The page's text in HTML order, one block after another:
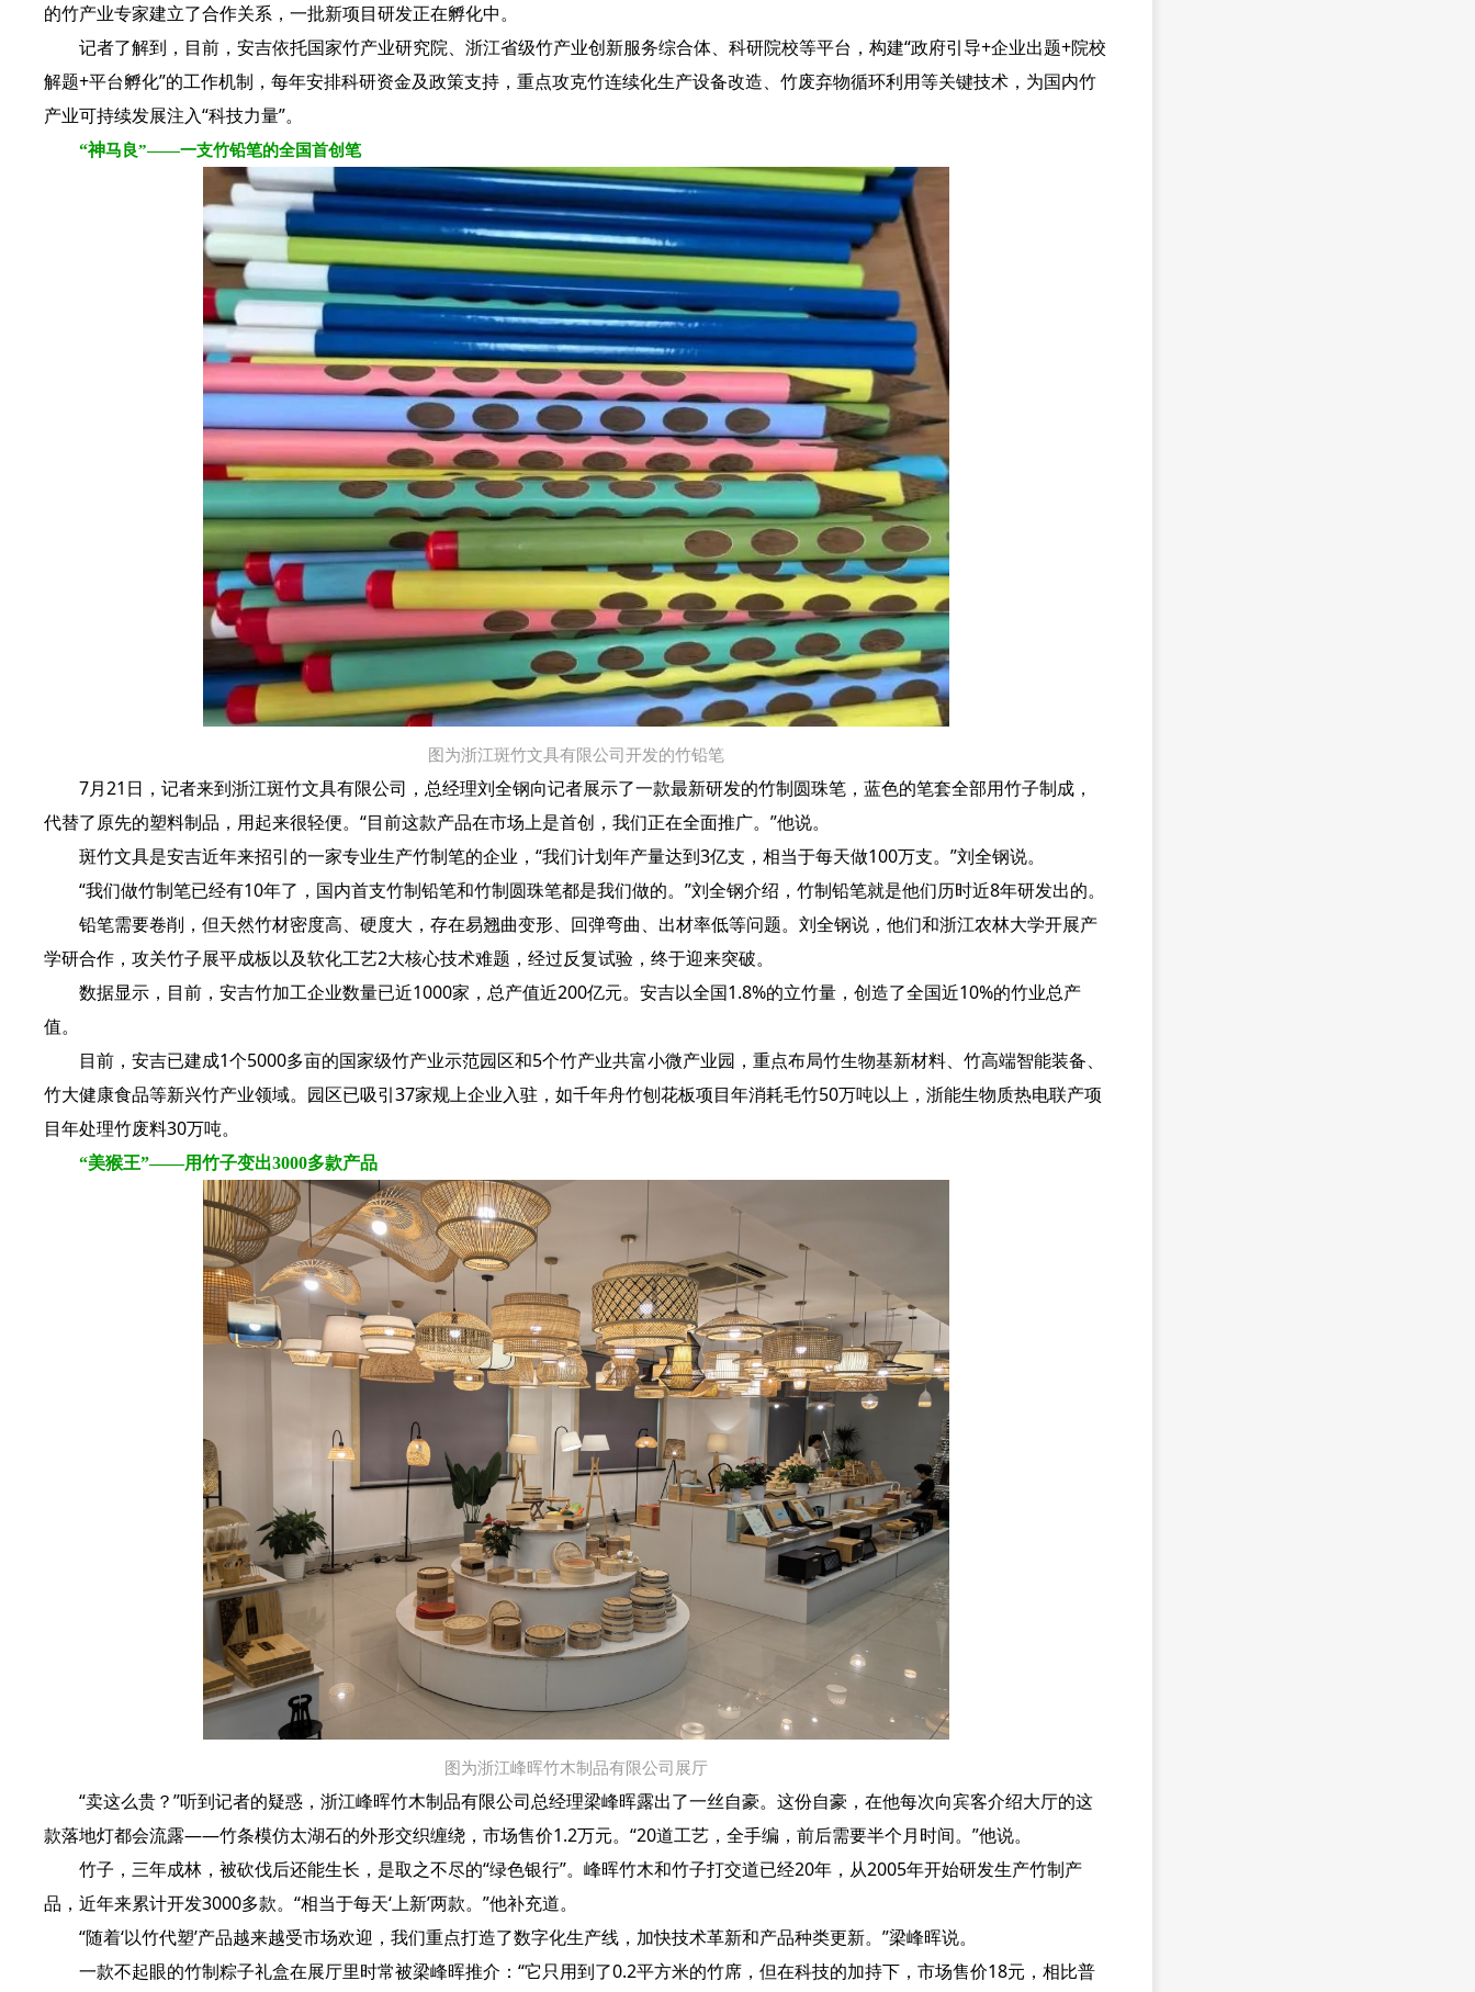
的竹产业专家建立了合作关系，一批新项目研发正在孵化中。
记者了解到，目前，安吉依托国家竹产业研究院、浙江省级竹产业创新服务综合体、科研院校等平台，构建“政府引导+企业出题+院校
解题+平台孵化”的工作机制，每年安排科研资金及政策支持，重点攻克竹连续化生产设备改造、竹废弃物循环利用等关键技术，为国内竹
产业可持续发展注入“科技力量”。
“神马良”——一支竹铅笔的全国首创笔
图为浙江斑竹文具有限公司开发的竹铅笔
7月21日，记者来到浙江斑竹文具有限公司，总经理刘全钢向记者展示了一款最新研发的竹制圆珠笔，蓝色的笔套全部用竹子制成，
代替了原先的塑料制品，用起来很轻便。“目前这款产品在市场上是首创，我们正在全面推广。”他说。
斑竹文具是安吉近年来招引的一家专业生产竹制笔的企业，“我们计划年产量达到3亿支，相当于每天做100万支。”刘全钢说。
“我们做竹制笔已经有10年了，国内首支竹制铅笔和竹制圆珠笔都是我们做的。”刘全钢介绍，竹制铅笔就是他们历时近8年研发出的。
铅笔需要卷削，但天然竹材密度高、硬度大，存在易翘曲变形、回弹弯曲、出材率低等问题。刘全钢说，他们和浙江农林大学开展产
学研合作，攻关竹子展平成板以及软化工艺2大核心技术难题，经过反复试验，终于迎来突破。
数据显示，目前，安吉竹加工企业数量已近1000家，总产值近200亿元。安吉以全国1.8%的立竹量，创造了全国近10%的竹业总产
值。
目前，安吉已建成1个5000多亩的国家级竹产业示范园区和5个竹产业共富小微产业园，重点布局竹生物基新材料、竹高端智能装备、
竹大健康食品等新兴竹产业领域。园区已吸引37家规上企业入驻，如千年舟竹刨花板项目年消耗毛竹50万吨以上，浙能生物质热电联产项
目年处理竹废料30万吨。
“美猴王”——用竹子变出3000多款产品
图为浙江峰晖竹木制品有限公司展厅
“卖这么贵？”听到记者的疑惑，浙江峰晖竹木制品有限公司总经理梁峰晖露出了一丝自豪。这份自豪，在他每次向宾客介绍大厅的这
款落地灯都会流露——竹条模仿太湖石的外形交织缠绕，市场售价1.2万元。“20道工艺，全手编，前后需要半个月时间。”他说。
竹子，三年成林，被砍伐后还能生长，是取之不尽的“绿色银行”。峰晖竹木和竹子打交道已经20年，从2005年开始研发生产竹制产
品，近年来累计开发3000多款。“相当于每天‘上新’两款。”他补充道。
“随着‘以竹代塑’产品越来越受市场欢迎，我们重点打造了数字化生产线，加快技术革新和产品种类更新。”梁峰晖说。
一款不起眼的竹制粽子礼盒在展厅里时常被梁峰晖推介：“它只用到了0.2平方米的竹席，但在科技的加持下，市场售价18元，相比普